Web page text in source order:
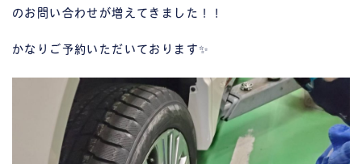
のお問い合わせが増えてきました！！
かなりご予約いただいております✨